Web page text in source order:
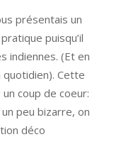
présentais un
puisqu’il
indiennes. (Et en
Cette
coup de coeur:
peu bizarre, on
déco